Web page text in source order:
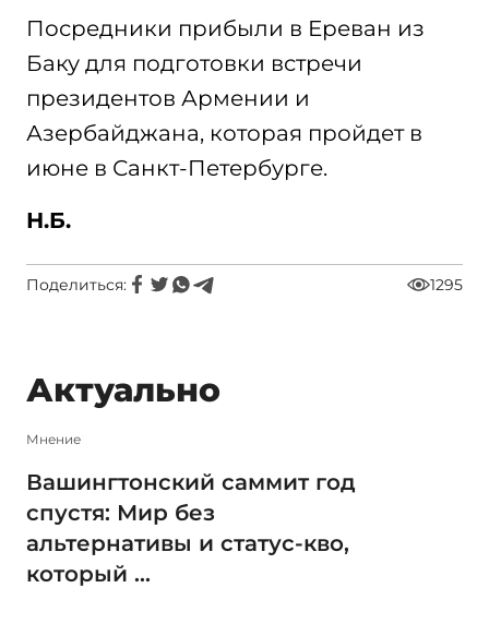
Посредники прибыли в Ереван из
Баку для подготовки встречи
президентов Армении и
Азербайджана, которая пройдет в
июне в Санкт-Петербурге.
Н.Б.
Поделиться: 1295
Актуально
Мнение
Вашингтонский саммит год
спустя: Мир без
альтернативы и статус-кво,
который ...